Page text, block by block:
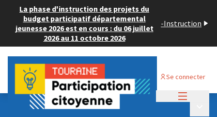
La phase d'instruction des projets du
budget participatif départemental
jeunesse 2026 est en cours : du 06 juillet
2026 au 11 octobre 2026
-Instruction
Se connecter
Budget Participatif ADULTE 2024
💡 Déposer un projet